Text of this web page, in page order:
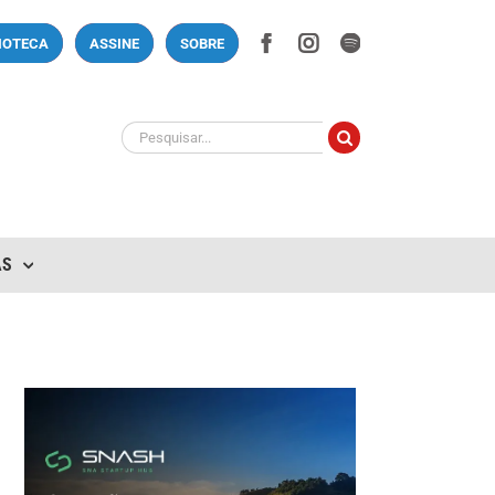
ASSINE SOBRE Facebook
Instagram
Spotify
Buscar
resultados